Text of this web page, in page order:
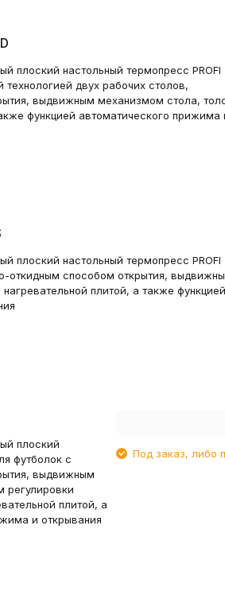
плоский настольный термопресс PROFI
технологией двух рабочих столов,
выдвижным механизмом стола,
функцией автоматического прижима
плоский настольный термопресс PROFI
откидным способом открытия,
плитой, а также функцией
плоский
футболок с
выдвижным
регулировки
плитой, а
и открывания
Под заказ, либо